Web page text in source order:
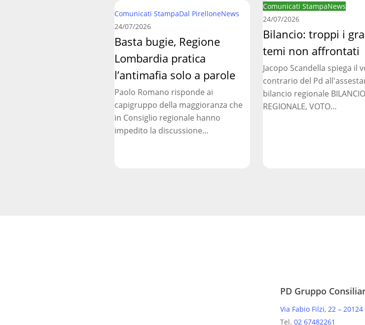
Comunicati StampaDal PirelloneNews
bugie,
Regione
Lombardia
pratica
l’antimafia
solo
a
parole
24/07/2026
Basta bugie, Regione
Lombardia pratica
l’antimafia solo a parole
Paolo Romano risponde ai
capigruppo della maggioranza che
in Consiglio regionale hanno
impedito la discussione…
Comunicati StampaNews
Bilancio:
troppi
i
temi
non
affrontati
24/07/2026
Bilancio: troppi i
temi non affrontati
Jacopo Scandella spiega il
contrario del Pd
bilancio regionale BILANCIO
REGIONALE, VOTO…
PD Gruppo
Via Fabio Filzi, 22 –
Tel.02 67482261